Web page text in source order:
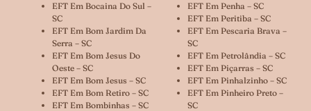
EFT Em Bocaina Do Sul –
SC
EFT Em Bom Jardim Da
Serra – SC
EFT Em Bom Jesus Do
Oeste – SC
EFT Em Bom Jesus – SC
EFT Em Bom Retiro – SC
EFT Em Bombinhas – SC
EFT Em Penha – SC
EFT Em Peritiba – SC
EFT Em Pescaria Brava –
SC
EFT Em Petrolândia – SC
EFT Em Piçarras – SC
EFT Em Pinhalzinho – SC
EFT Em Pinheiro Preto –
SC